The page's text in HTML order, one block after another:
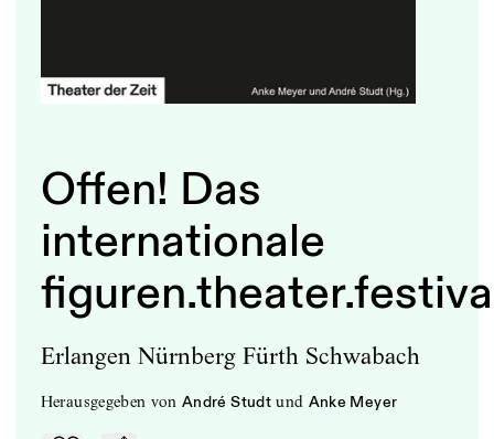
Offen! Das
internationale
Erlangen Nürnberg Fürth Schwabach
herausgegeben von André Studt und Anke Meyer